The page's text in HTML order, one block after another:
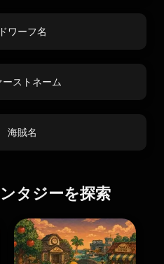
ドワーフ名
ーストネーム
海賊名
タジーを探索